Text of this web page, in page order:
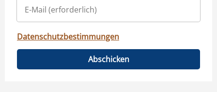
Datenschutzbestimmungen
Abschicken